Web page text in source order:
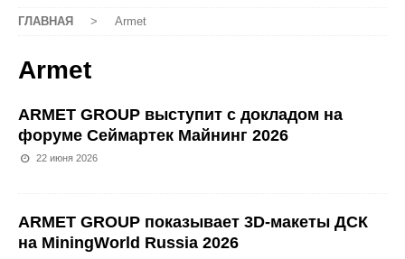
ГЛАВНАЯ > Armet
Armet
ARMET GROUP выступит с докладом на
форуме Сеймартек Майнинг 2026
22 июня 2026
ARMET GROUP показывает 3D-макеты ДСК
на MiningWorld Russia 2026